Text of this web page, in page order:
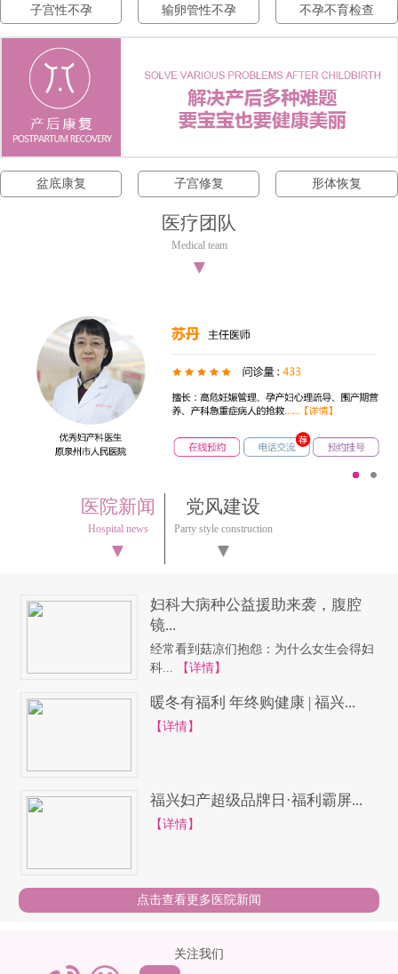
子宫性不孕 输卵管性不孕 不孕不育检查
盆底康复 子宫修复 形体恢复
医疗团队
Medical team
▼
医院新闻
Hospital news
▼
党风建设
Party style construction
▼
妇科大病种公益援助来袭，腹腔
镜...
经常看到菇凉们抱怨：为什么女生会得妇
科...
【详情】
暖冬有福利 年终购健康 | 福兴...
【详情】
福兴妇产超级品牌日·福利霸屏...
【详情】
点击查看更多医院新闻
关注我们